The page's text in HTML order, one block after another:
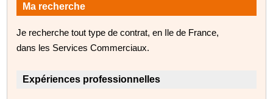
Ma recherche
Je recherche tout type de contrat, en Ile de France,
dans les Services Commerciaux.
Expériences professionnelles